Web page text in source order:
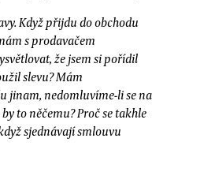
Když přijdu do obchodu
s prodavačem
že jsem si pořídil
slevu? Mám
jinam, nedomluvíme-li se na
to něčemu? Proč se takhle
sjednávají smlouvu